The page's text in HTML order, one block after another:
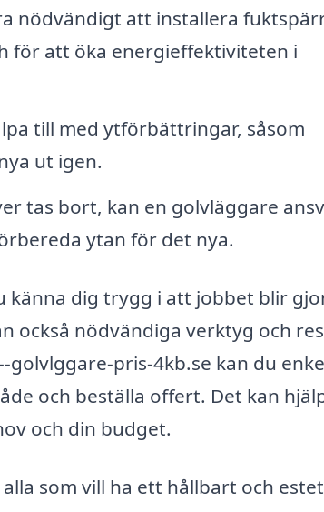
nödvändigt att installera
för att öka energieffektiviteten i
till med ytförbättringar, såsom
ut igen.
tas bort, kan en golvläggare
ytan för det nya.
känna dig trygg i att jobbet blir
också nödvändiga verktyg och
pris-4kb.se kan du
och beställa offert. Det kan
och din budget.
som vill ha ett hållbart och